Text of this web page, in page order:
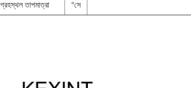
তাপমাত্রা °সে